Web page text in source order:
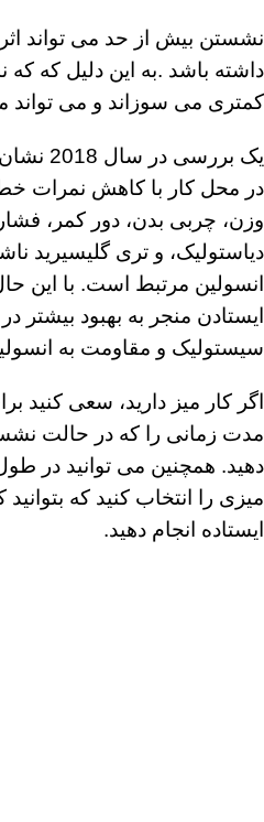
نشستن بیش از حد می تواند
داشته باشد .به این دلیل که
کمتری می سوزاند و می تواند
یک
وزن، چربی بدن، دور کمر،
انسولین مرتبط است. با این
ایستادن منجر به بهبود
سیستولیک و مقاومت به
اگر کار میز دارید، سعی کنید
مدت زمانی را که در حالت
دهید. همچنین می توانید در
میزی را انتخاب کنید که
ایستاده انجام دهید.